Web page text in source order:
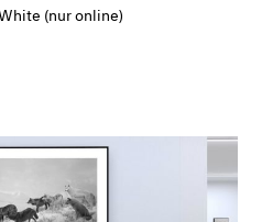
(nur online)